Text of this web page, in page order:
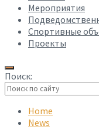
Мероприятия
Спортивные
Проекты
Поиск:
search
Home
News